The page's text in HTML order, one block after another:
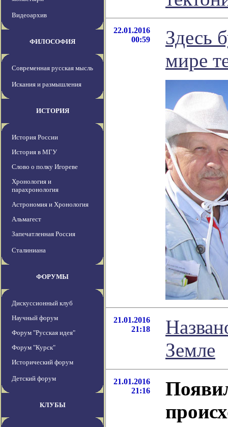
Видеоархив
ФИЛОСОФИЯ
Современная русская мысль
Искания и размышления
ИСТОРИЯ
История России
История в МГУ
Слово о полку Игореве
Хронология и
парахронология
Астрономия и Хронология
Альмагест
Запечатленная Россия
Сталиниана
ФОРУМЫ
Дискуссионный клуб
Научный форум
Форум "Русская идея"
Форум "Курск"
Исторический форум
Детский форум
КЛУБЫ
22.01.2016
00:59
Здесь
мире
21.01.2016
21:18
Земле
21.01.2016
21:16